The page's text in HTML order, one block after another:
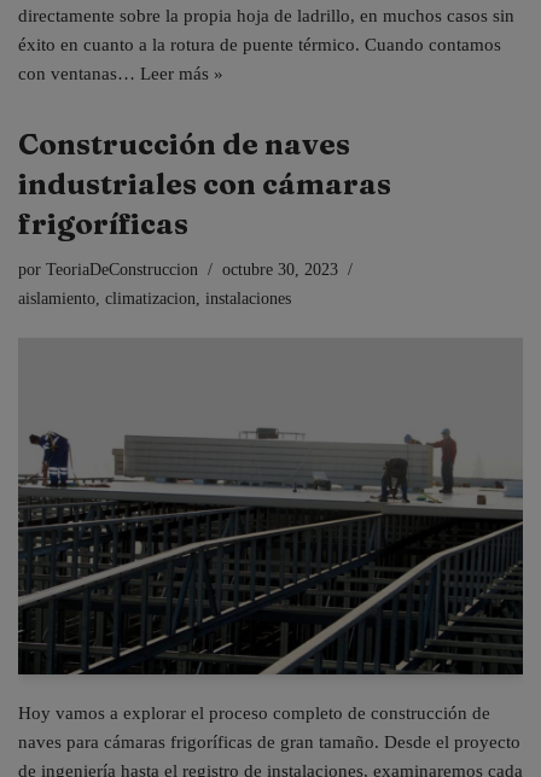
directamente sobre la propia hoja de ladrillo, en muchos casos sin
éxito en cuanto a la rotura de puente térmico. Cuando contamos
con ventanas… Leer más »
Construcción de naves
industriales con cámaras
frigoríficas
por TeoriaDeConstruccion
octubre 30, 2023
aislamiento climatizacion instalaciones
Hoy vamos a explorar el proceso completo de construcción de
naves para cámaras frigoríficas de gran tamaño. Desde el proyecto
de ingeniería hasta el registro de instalaciones, examinaremos cada